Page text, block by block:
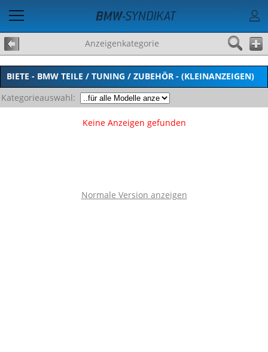
Anzeigenkategorie
BIETE - BMW TEILE / TUNING / ZUBEHÖR - (KLEINANZEIGEN)
Kategorieauswahl:
Keine Anzeigen gefunden
Normale Version anzeigen